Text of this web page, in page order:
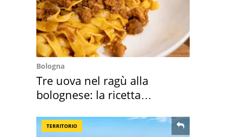
Bologna
Tre uova nel ragù alla
bolognese: la ricetta
TERRITORIO